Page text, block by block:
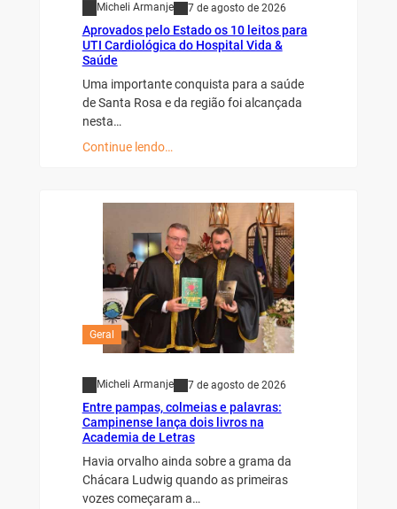
Micheli Armanje 7 de agosto de 2026
Aprovados pelo Estado os 10 leitos para
UTI Cardiológica do Hospital Vida &
Saúde
Uma importante conquista para a saúde
de Santa Rosa e da região foi alcançada
nesta…
Continue lendo…
Geral
Micheli Armanje 7 de agosto de 2026
Entre pampas, colmeias e palavras:
Campinense lança dois livros na
Academia de Letras
Havia orvalho ainda sobre a grama da
Chácara Ludwig quando as primeiras
vozes começaram a…